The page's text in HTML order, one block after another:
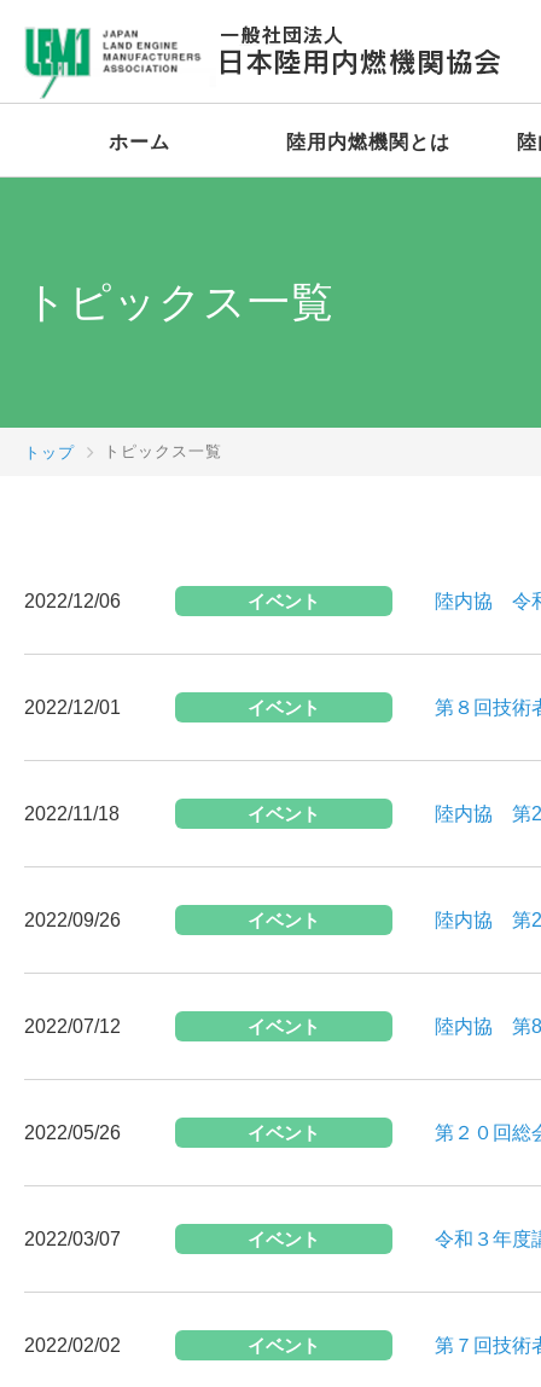
ホーム 陸用内燃機関とは
トピックス一覧
トップ トピックス一覧
2022/12/06 イベント 陸内協 令
2022/12/01 イベント 第８回技術
2022/11/18 イベント 陸内協 第
2022/09/26 イベント 陸内協 第
2022/07/12 イベント 陸内協 第8
2022/05/26 イベント 第２０回総
2022/03/07 イベント 令和３年度
2022/02/02 イベント 第７回技術